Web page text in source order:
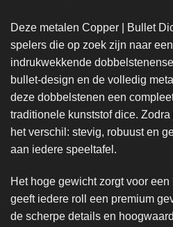
Deze metalen Copper | Bullet
spelers die op zoek zijn naar
indrukwekkende
bullet-design en de volledig
deze dobbelstenen een
traditionele kunststof dice.
het verschil: stevig, robuust en
aan iedere speeltafel.
Het hoge gewicht zorgt voor
geeft iedere roll een premium
de scherpe details en